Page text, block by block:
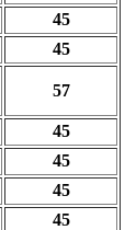
45
45
57
45
45
45
45